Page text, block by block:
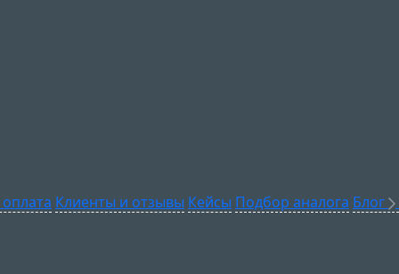
Клиенты и отзывы Кейсы Подбор аналога Блог